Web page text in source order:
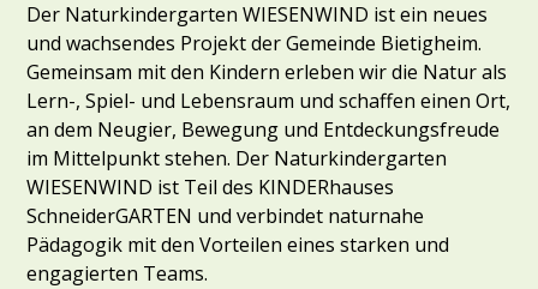
Der Naturkindergarten WIESENWIND ist ein neues
und wachsendes Projekt der Gemeinde Bietigheim.
Gemeinsam mit den Kindern erleben wir die Natur als
Lern-, Spiel- und Lebensraum und schaffen einen Ort,
an dem Neugier, Bewegung und Entdeckungsfreude
im Mittelpunkt stehen. Der Naturkindergarten
WIESENWIND ist Teil des KINDERhauses
SchneiderGARTEN und verbindet naturnahe
Pädagogik mit den Vorteilen eines starken und
engagierten Teams.